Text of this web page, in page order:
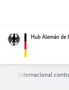
Hub Alemán de
Día Internacional